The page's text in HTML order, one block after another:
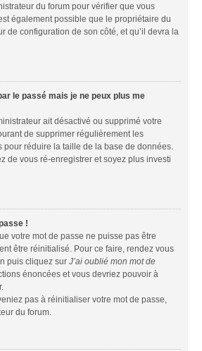
du forum pour vérifier que vous
également possible que le propriétaire du
de configuration de son côté, et qu’il devra la
le passé mais je ne peux plus me
ait désactivé ou supprimé votre
de supprimer régulièrement les
pour réduire la taille de la base de données.
de vous ré-enregistrer et soyez plus investi
!
votre mot de passe ne puisse pas être
être réinitialisé. Pour ce faire, rendez vous
puis cliquez sur J’ai oublié mon mot de
énoncées et vous devriez pouvoir à
pas à réinitialiser votre mot de passe,
du forum.